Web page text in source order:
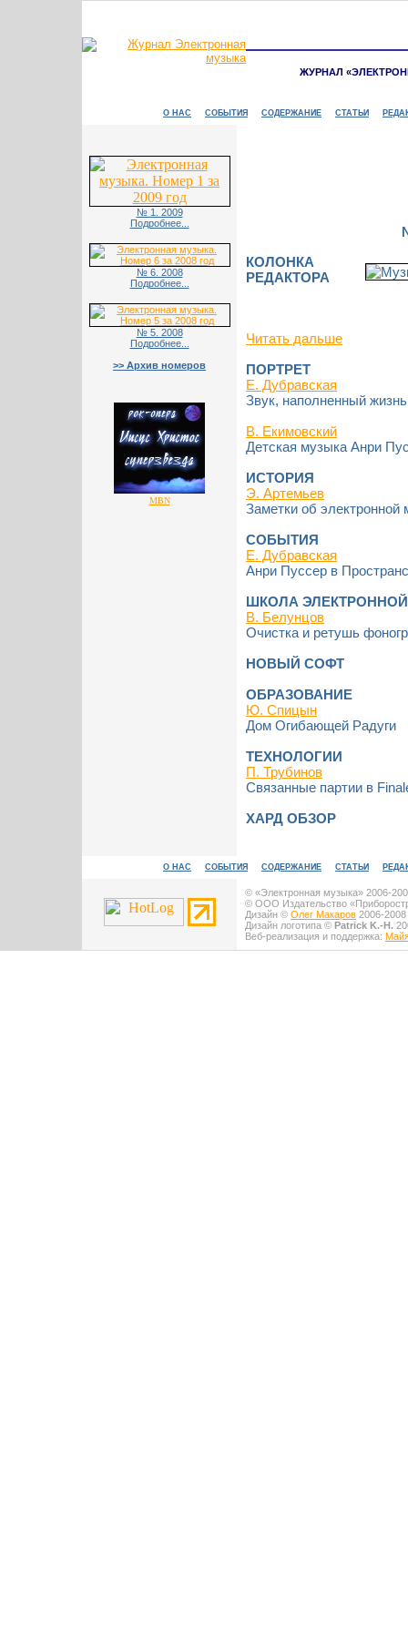
ЖУРНАЛ
О НАС СОБЫТИЯ СОДЕРЖАНИЕ СТАТЬИ
№ 1. 2009
Подробнее...
№ 6. 2008
Подробнее...
№ 5. 2008
Подробнее...
>> Архив номеров
MBN
КОЛОНКА
РЕДАКТОРА
Читать дальше
ПОРТРЕТ
Е. Дубравская
Звук, наполненный
В. Екимовский
Детская музыка Анри
ИСТОРИЯ
Э. Артемьев
Заметки об электронной
СОБЫТИЯ
Е. Дубравская
Анри Пуссер в
ШКОЛА
В. Белунцов
Очистка и ретушь
НОВЫЙ СОФТ
ОБРАЗОВАНИЕ
Ю. Спицын
Дом Огибающей Радуги
ТЕХНОЛОГИИ
П. Трубинов
Связанные партии в
ХАРД ОБЗОР
О НАС СОБЫТИЯ СОДЕРЖАНИЕ СТАТЬИ
© «Электронная музыка» 2006-
© ООО Издательство
Дизайн © Олег Макаров 2006-2008
Дизайн логотипа © Patrick K.-H.
Веб-реализация и поддержка: